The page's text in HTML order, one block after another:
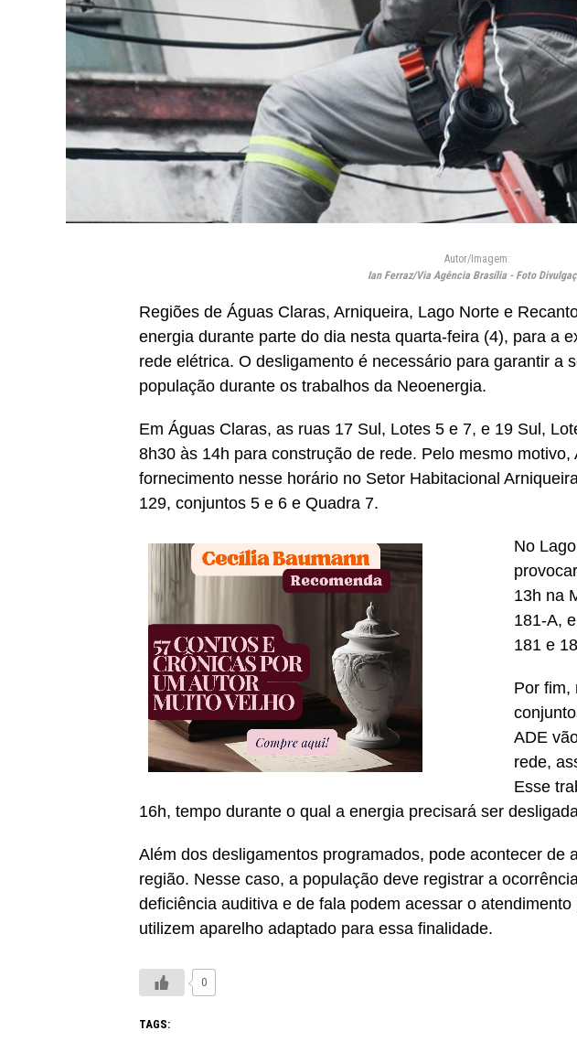
Autor/Imagem:
Ian Ferraz/Via Agência Brasília - Foto
Regiões de Águas Claras, Arniqueira, Lago Norte e
energia durante parte do dia nesta quarta-feira (4), para a
rede elétrica. O desligamento é necessário para garantir a
população durante os trabalhos da Neoenergia.
Em Águas Claras, as ruas 17 Sul, Lotes 5 e 7, e 19 Sul,
8h30 às 14h para construção de rede. Pelo mesmo
fornecimento nesse horário no Setor Habitacional
129, conjuntos 5 e 6 e Quadra 7.
No
13h na
181-A,
181 e
Por fim,
ADE
rede,
Esse
16h, tempo durante o qual a energia precisará ser
Além dos desligamentos programados, pode acontecer de
região. Nesse caso, a população deve registrar a
deficiência auditiva e de fala podem acessar o
utilizem aparelho adaptado para essa finalidade.
0
TAGS: